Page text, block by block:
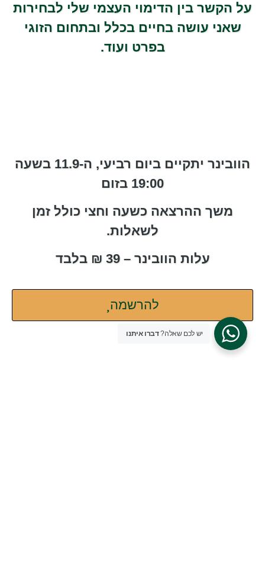
על הקשר בין הדימוי העצמי שלי לבחירות
שאני עושה בחיים בכלל ובתחום הזוגי
בפרט ועוד.
הוובינר יתקיים ביום רביעי, ה-11.9 בשעה
19:00 בזום
משך ההרצאה כשעה וחצי כולל זמן
לשאלות.
עלות הוובינר – 39 ₪ בלבד
להרשמה
יש לכם שאלה?דברו איתנו